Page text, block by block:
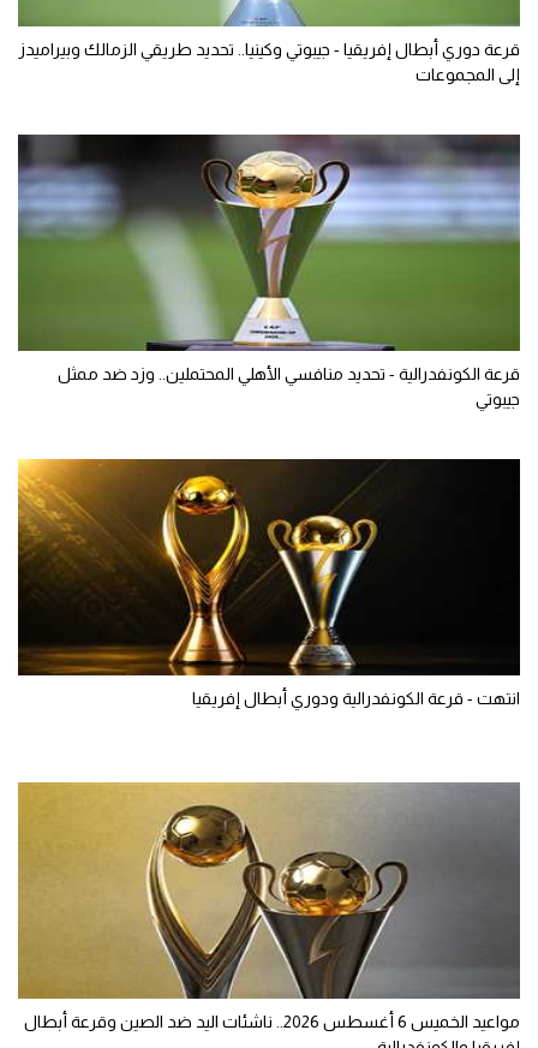
قرعة دوري أبطال إفريقيا - جيبوتي وكينيا.. تحديد طريقي الزمالك وبيراميدز
إلى المجموعات
قرعة الكونفدرالية - تحديد منافسي الأهلي المحتملين.. وزد ضد ممثل
جيبوتي
انتهت - قرعة الكونفدرالية ودوري أبطال إفريقيا
مواعيد الخميس 6 أغسطس 2026.. ناشئات اليد ضد الصين وقرعة أبطال